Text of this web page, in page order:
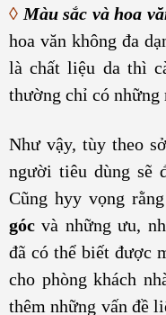
◊ Màu sắc và hoa
hoa văn không đa
là chất liệu da thì
thường chỉ có những
Như vậy, tùy theo
người tiêu dùng sẽ
Cũng hyy vọng
góc và những ưu,
đã có thể biết được
cho phòng khách
thêm những vấn đề